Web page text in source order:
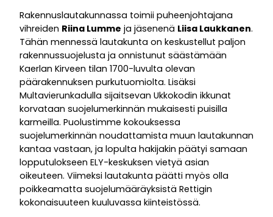
Rakennuslautakunnassa toimii puheenjohtajana
vihreiden Riina Lumme ja jäsenenä Liisa Laukkanen.
Tähän mennessä lautakunta on keskustellut paljon
rakennussuojelusta ja onnistunut säästämään
Kaerlan Kirveen tilan 1700-luvulta olevan
päärakennuksen purkutuomiolta. Lisäksi
Multavierunkadulla sijaitsevan Ukkokodin ikkunat
korvataan suojelumerkinnän mukaisesti puisilla
karmeilla. Puolustimme kokouksessa
suojelumerkinnän noudattamista muun lautakunnan
kantaa vastaan, ja lopulta hakijakin päätyi samaan
lopputulokseen ELY-keskuksen vietyä asian
oikeuteen. Viimeksi lautakunta päätti myös olla
poikkeamatta suojelumääräyksistä Rettigin
kokonaisuuteen kuuluvassa kiinteistössä.